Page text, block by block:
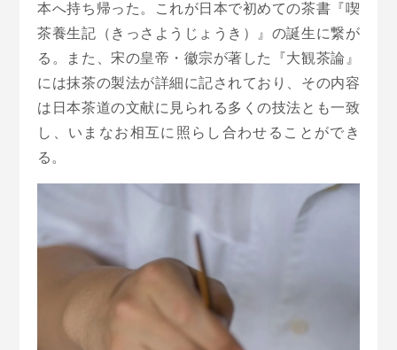
本へ持ち帰った。これが日本で初めての茶書『喫
茶養生記（きっさようじょうき）』の誕生に繋が
る。また、宋の皇帝・徽宗が著した『大観茶論』
には抹茶の製法が詳細に記されており、その内容
は日本茶道の文献に見られる多くの技法とも一致
し、いまなお相互に照らし合わせることができ
る。